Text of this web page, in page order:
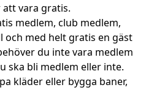
vara gratis.
medlem, club medlem,
med helt gratis en gäst
du inte vara medlem
ska bli medlem eller inte.
kläder eller bygga baner,